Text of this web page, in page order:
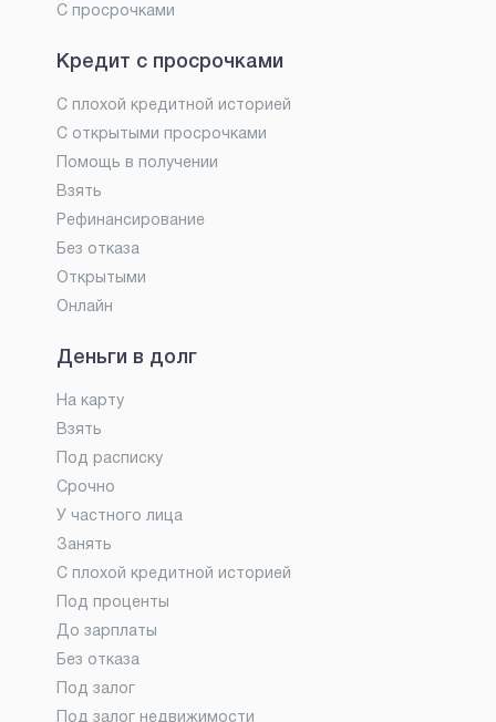
С просрочками
Кредит с просрочками
С плохой кредитной историей
С открытыми просрочками
Помощь в получении
Взять
Рефинансирование
Без отказа
Открытыми
Онлайн
Деньги в долг
На карту
Взять
Под расписку
Срочно
У частного лица
Занять
С плохой кредитной историей
Под проценты
До зарплаты
Без отказа
Под залог
Под залог недвижимости